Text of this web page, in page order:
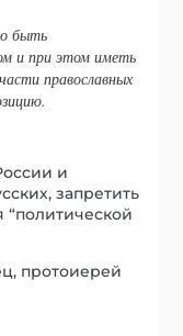
быть
и при этом иметь
православных
и
запретить
“политической
протоиерей